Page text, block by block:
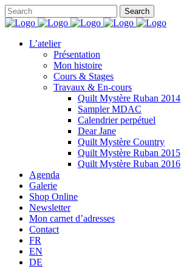
L’atelier
Présentation
Mon histoire
Cours & Stages
Travaux & En-cours
Quilt Mystère Ruban 2014
Sampler MDAC
Calendrier perpétuel
Dear Jane
Quilt Mystère Country
Quilt Mystère Ruban 2015
Quilt Mystère Ruban 2016
Agenda
Galerie
Shop Online
Newsletter
Mon carnet d’adresses
Contact
FR
EN
DE